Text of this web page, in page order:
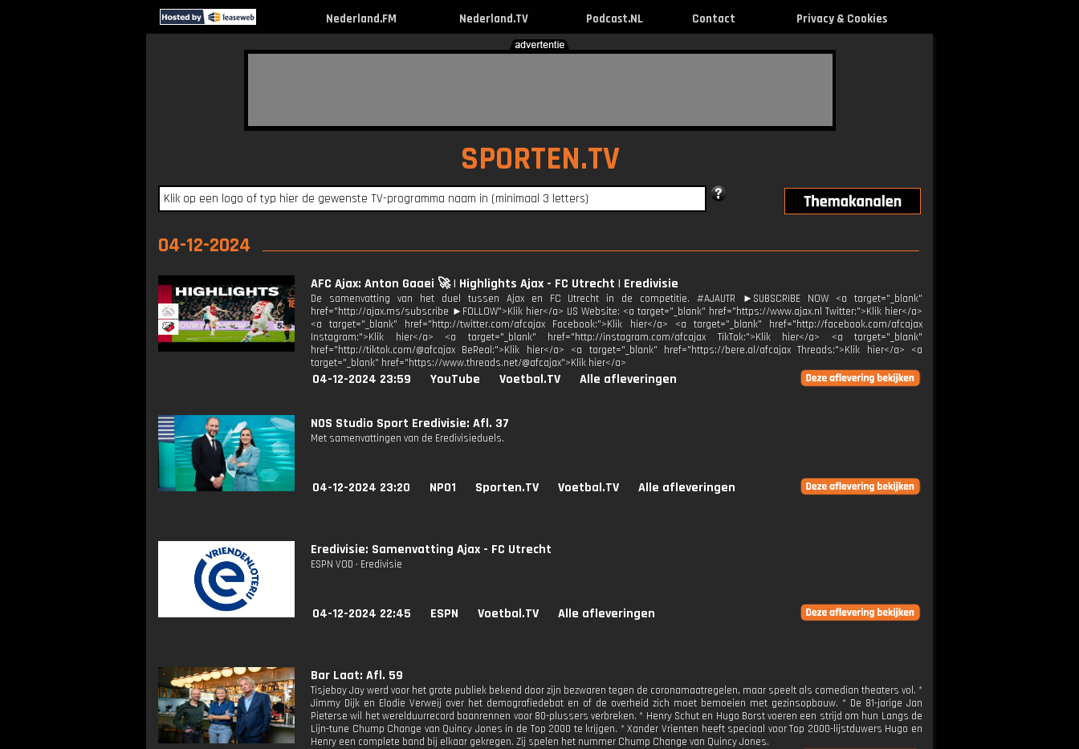
Nederland.FM Nederland.TV Podcast.NL Contact Privacy & Cookies
SPORTEN.TV
04-12-2024
AFC Ajax: Anton Gaaei 🚀 | Highlights Ajax - FC Utrecht | Eredivisie
De samenvatting van het duel tussen Ajax en FC Utrecht in de competitie. #AJAUTR ►SUBSCRIBE NOW <a target="_blank"
href="http://ajax.ms/subscribe ►FOLLOW">Klik hier</a> US Website: <a target="_blank" href="https://www.ajax.nl Twitter:">Klik hier</a>
<a target="_blank" href="http://twitter.com/afcajax Facebook:">Klik hier</a> <a target="_blank" href="http://facebook.com/afcajax
Instagram:">Klik hier</a> <a target="_blank" href="http://instagram.com/afcajax TikTok:">Klik hier</a> <a target="_blank"
href="http://tiktok.com/@afcajax BeReal:">Klik hier</a> <a target="_blank" href="https://bere.al/afcajax Threads:">Klik hier</a> <a
target="_blank" href="https://www.threads.net/@afcajax">Klik hier</a>
04-12-2024 23:59 YouTube Voetbal.TV Alle afleveringen
NOS Studio Sport Eredivisie: Afl. 37
Met samenvattingen van de Eredivisieduels.
04-12-2024 23:20 NPO1 Sporten.TV Voetbal.TV Alle afleveringen
Eredivisie: Samenvatting Ajax - FC Utrecht
ESPN VOD • Eredivisie
04-12-2024 22:45 ESPN Voetbal.TV Alle afleveringen
Bar Laat: Afl. 59
Tisjeboy Jay werd voor het grote publiek bekend door zijn bezwaren tegen de coronamaatregelen, maar speelt als comedian theaters vol. *
Jimmy Dijk en Elodie Verweij over het demografiedebat en of de overheid zich moet bemoeien met gezinsopbouw. * De 81-jarige Jan
Pieterse wil het werelduurrecord baanrennen voor 80-plussers verbreken. * Henry Schut en Hugo Borst voeren een strijd om hun Langs de
Lijn-tune Chump Change van Quincy Jones in de Top 2000 te krijgen. * Xander Vrienten heeft speciaal voor Top 2000-lijstduwers Hugo en
Henry een complete band bij elkaar gekregen. Zij spelen het nummer Chump Change van Quincy Jones.